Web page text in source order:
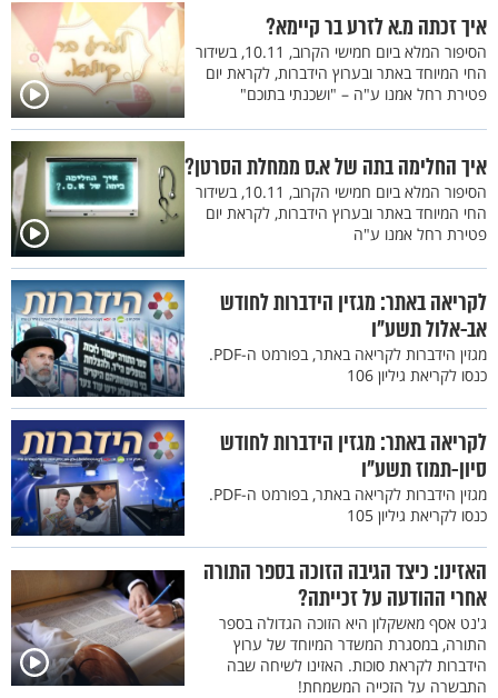
איך זכתה מ.א לזרע בר קיימא?
הסיפור המלא ביום חמישי הקרוב, 10.11, בשידור
החי המיוחד באתר ובערוץ הידברות, לקראת יום
פטירת רחל אמנו ע"ה – "ושכנתי בתוכם"
איך החלימה בתה של א.ס ממחלת הסרטן?
הסיפור המלא ביום חמישי הקרוב, 10.11, בשידור
החי המיוחד באתר ובערוץ הידברות, לקראת יום
פטירת רחל אמנו ע"ה
לקריאה באתר: מגזין הידברות לחודש
אב-אלול תשע"ו
מגזין הידברות לקריאה באתר, בפורמט ה-PDF.
כנסו לקריאת גיליון 106
לקריאה באתר: מגזין הידברות לחודש
סיון-תמוז תשע"ו
מגזין הידברות לקריאה באתר, בפורמט ה-PDF.
כנסו לקריאת גיליון 105
האזינו: כיצד הגיבה הזוכה בספר התורה
אחרי ההודעה על זכייתה?
ג'נט אסף מאשקלון היא הזוכה הגדולה בספר
התורה, במסגרת המשדר המיוחד של ערוץ
הידברות לקראת סוכות. האזינו לשיחה שבה
התבשרה על הזכייה המשמחת!